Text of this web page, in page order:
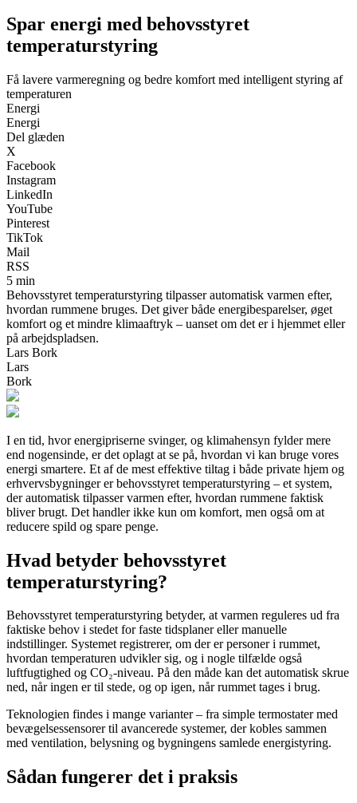
Spar energi med behovsstyret
temperaturstyring
Få lavere varmeregning og bedre komfort med intelligent styring af
temperaturen
Energi
Energi
Del glæden
X
Facebook
Instagram
LinkedIn
YouTube
Pinterest
TikTok
Mail
RSS
5 min
Behovsstyret temperaturstyring tilpasser automatisk varmen efter,
hvordan rummene bruges. Det giver både energibesparelser, øget
komfort og et mindre klimaaftryk – uanset om det er i hjemmet eller
på arbejdspladsen.
Lars Bork
Lars
Bork
I en tid, hvor energipriserne svinger, og klimahensyn fylder mere
end nogensinde, er det oplagt at se på, hvordan vi kan bruge vores
energi smartere. Et af de mest effektive tiltag i både private hjem og
erhvervsbygninger er behovsstyret temperaturstyring – et system,
der automatisk tilpasser varmen efter, hvordan rummene faktisk
bliver brugt. Det handler ikke kun om komfort, men også om at
reducere spild og spare penge.
Hvad betyder behovsstyret
temperaturstyring?
Behovsstyret temperaturstyring betyder, at varmen reguleres ud fra
faktiske behov i stedet for faste tidsplaner eller manuelle
indstillinger. Systemet registrerer, om der er personer i rummet,
hvordan temperaturen udvikler sig, og i nogle tilfælde også
luftfugtighed og CO₂-niveau. På den måde kan det automatisk skrue
ned, når ingen er til stede, og op igen, når rummet tages i brug.
Teknologien findes i mange varianter – fra simple termostater med
bevægelsessensorer til avancerede systemer, der kobles sammen
med ventilation, belysning og bygningens samlede energistyring.
Sådan fungerer det i praksis